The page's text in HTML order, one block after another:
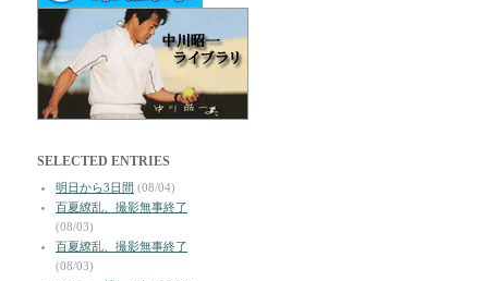
SELECTED ENTRIES
明日から3日間 (08/04)
百夏繚乱、撮影無事終了
(08/03)
百夏繚乱、撮影無事終了
(08/03)